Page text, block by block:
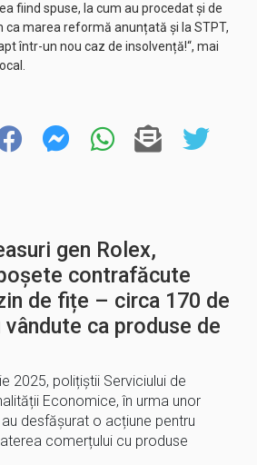
fiind spuse, la cum au procedat și de
ca marea reformă anunțată și la STPT,
într-un nou caz de insolvență!“, mai
gen Rolex,
contrafăcute
de fițe – circa 170 de
ca produse de
2025, polițiștii Serviciului de
Economice, în urma unor
desfășurat o acțiune pentru
comerțului cu produse